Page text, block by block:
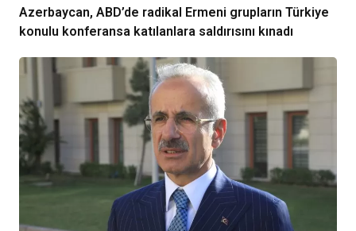
Azerbaycan, ABD’de radikal Ermeni grupların Türkiye
konulu konferansa katılanlara saldırısını kınadı